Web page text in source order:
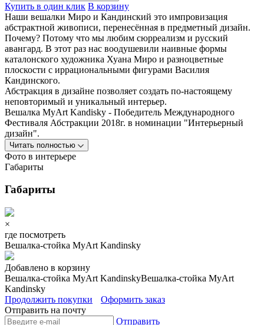
Купить в один клик В корзину
Наши вешалки Миро и Кандинский это импровизация
абстрактной живописи, перенесённая в предметный дизайн.
Почему? Потому что мы любим сюрреализм и русский
авангард. В этот раз нас воодушевили наивные формы
каталонского художника Хуана Миро и разноцветные
плоскости с иррациональными фигурами Василия
Кандинского.
Абстракция в дизайне позволяет создать по-настоящему
неповторимый и уникальный интерьер.
Вешалка МyArt Kandisky - Победитель Международного
Фестиваля Абстракции 2018г. в номинации "Интерьерный
дизайн".
Читать полностью
Фото в интерьере
Габариты
Габариты
×
где посмотреть
Вешалка-стойка MyArt Kandinsky
Добавлено в корзину
Вешалка-стойка MyArt KandinskyВешалка-стойка MyArt
Kandinsky
Продолжить покупки
Оформить заказ
Отправить на почту
Отправить